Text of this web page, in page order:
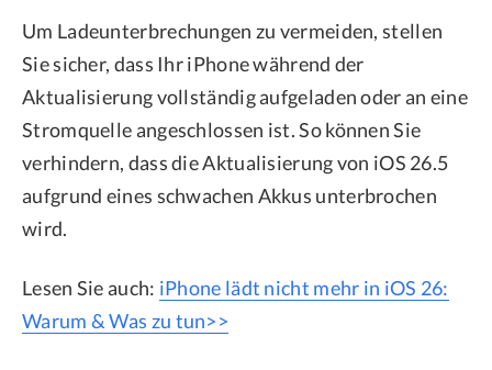
Um Ladeunterbrechungen zu vermeiden, stellen
Sie sicher, dass Ihr iPhone während der
Aktualisierung vollständig aufgeladen oder an eine
Stromquelle angeschlossen ist. So können Sie
verhindern, dass die Aktualisierung von iOS 26.5
aufgrund eines schwachen Akkus unterbrochen
wird.
Lesen Sie auch: iPhone lädt nicht mehr in iOS 26:
Warum & Was zu tun>>